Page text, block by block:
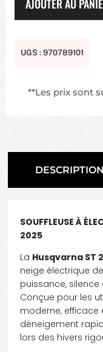
AJOUTER AU
UGS :970789101
**Les prix sont
DESCRIPTION
SOUFFLEUSE À
2025
La Husqvarna ST
neige électrique
puissance,
Conçue pour les
moderne, efficace
déneigement
lors des hivers